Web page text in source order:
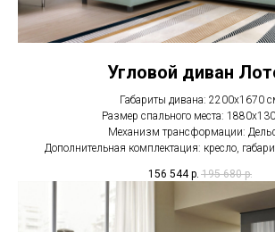
Угловой диван
Габариты дивана: 2200х1670
Размер спального места:
Механизм трансформации:
Дополнительная комплектация: кресло,
156 544 р. 195 680 р.